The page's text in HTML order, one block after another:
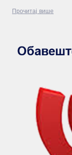
Прочитај више